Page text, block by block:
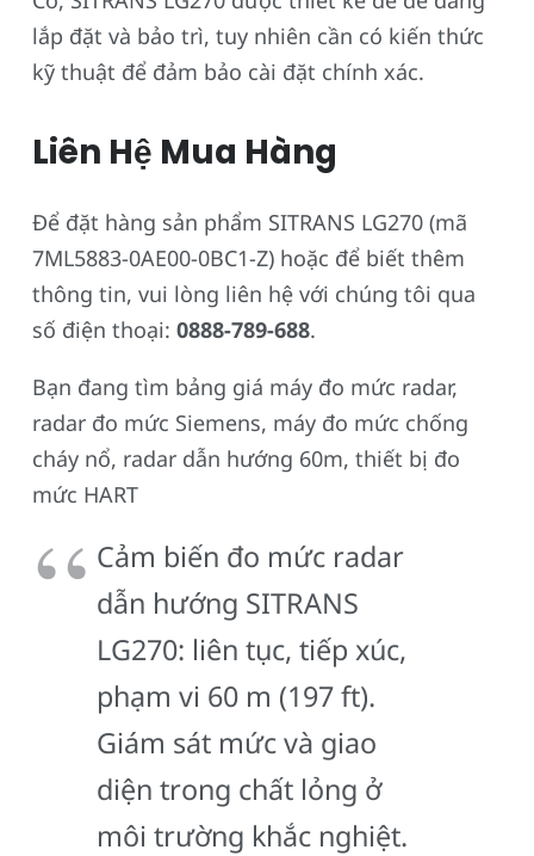
lắp đặt và bảo trì, tuy nhiên cần có kiến thức
kỹ thuật để đảm bảo cài đặt chính xác.
Liên Hệ Mua Hàng
Để đặt hàng sản phẩm SITRANS LG270 (mã
7ML5883-0AE00-0BC1-Z) hoặc để biết thêm
thông tin, vui lòng liên hệ với chúng tôi qua
số điện thoại: 0888-789-688.
Bạn đang tìm bảng giá máy đo mức radar,
radar đo mức Siemens, máy đo mức chống
cháy nổ, radar dẫn hướng 60m, thiết bị đo
mức HART
Cảm biến đo mức radar
dẫn hướng SITRANS
LG270: liên tục, tiếp xúc,
phạm vi 60 m (197 ft).
Giám sát mức và giao
diện trong chất lỏng ở
môi trường khắc nghiệt.